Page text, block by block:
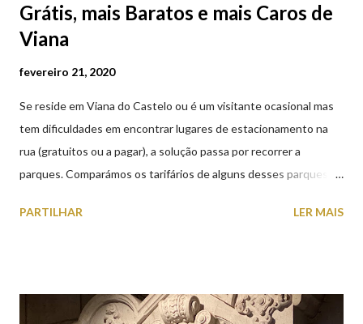
Grátis, mais Baratos e mais Caros de
Viana
fevereiro 21, 2020
Se reside em Viana do Castelo ou é um visitante ocasional mas
tem dificuldades em encontrar lugares de estacionamento na
rua (gratuitos ou a pagar), a solução passa por recorrer a
parques. Comparámos os tarifários de alguns desses parques de
subterrâneos) perto do centro da cidade (entenda-se por
subterrâneos. O Parque da Estação Viana Shopping é grátis de
PARTILHAR LER MAIS